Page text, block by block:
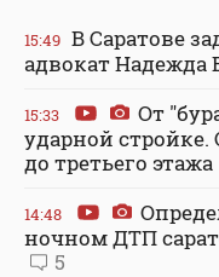
15:49 В Саратове
адвокат Надежда
15:33
От
ударной стройке.
до третьего этажа
14:48
ночном ДТП
5